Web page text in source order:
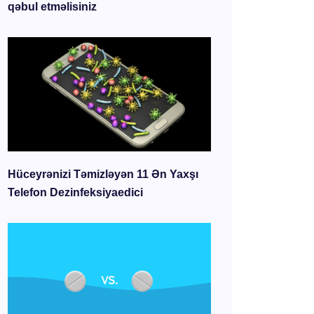
qəbul etməlisiniz
Hüceyrənizi Təmizləyən 11 Ən Yaxşı
Telefon Dezinfeksiyaedici